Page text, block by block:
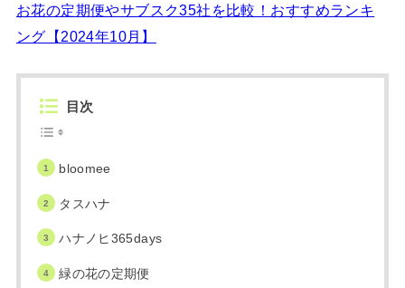
お花の定期便やサブスク35社を比較！おすすめランキ
ング【2024年10月】
目次
bloomee
タスハナ
ハナノヒ365days
緑の花の定期便